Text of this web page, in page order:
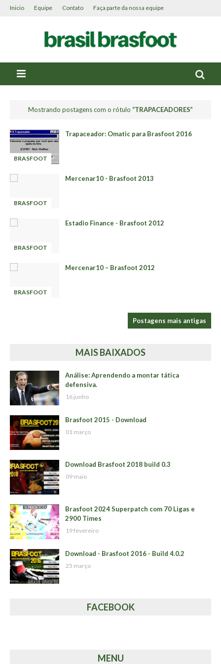
Inicio Equipe Contato Faça parte da nossa equipe
Mostrando postagens com o rótulo TRAPACEADORES
BRASFOOT
Trapaceador: Omatic para Brasfoot 2016
BRASFOOT
Mercenar10 - Brasfoot 2013
BRASFOOT
Estadio Finance - Brasfoot 2012
BRASFOOT
Mercenar10 – Brasfoot 2012
Postagens mais antigas
MAIS BAIXADOS
Análise: Aprendendo a montar tática
defensiva.
16 junho
Brasfoot 2015 - Download
01 março
Download Brasfoot 2018 build 0.3
09 maio
Brasfoot 2024 Superpatch com 70 Ligas e
2900 Times
19 fevereiro
Download - Brasfoot 2016 - Build 4.0.2
25 março
FACEBOOK
MENU